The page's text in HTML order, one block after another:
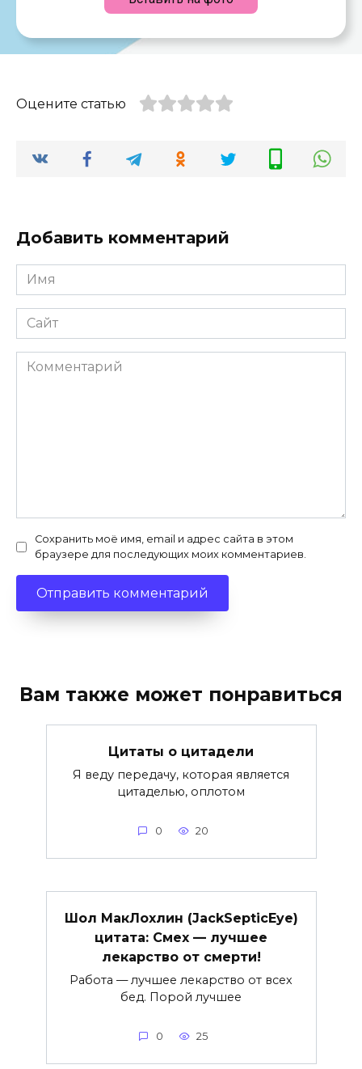
Оцените статью
Добавить комментарий
Имя
*
Сайт
Комментарий
Сохранить моё имя, email и адрес сайта в этом
браузере для последующих моих комментариев.
Вам также может понравиться
Цитаты о цитадели
Я веду передачу, которая является
цитаделью, оплотом
0 20
Шол МакЛохлин (JackSepticEye)
цитата: Смех — лучшее
лекарство от смерти!
Работа — лучшее лекарство от всех
бед. Порой лучшее
0 25